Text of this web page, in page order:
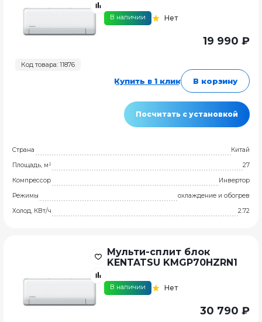
Код товара: 11876
В наличии Нет
19 990 ₽
Купить в 1 клик В корзину
Посчитать с установкой
Страна
Китай
Площадь, м²
27
Компрессор
Инвертор
Режимы
охлаждение и обогрев
Холод, КВт/ч
2.72
Мульти-сплит блок
KENTATSU KMGP70HZRN1
В наличии Нет
30 790 ₽